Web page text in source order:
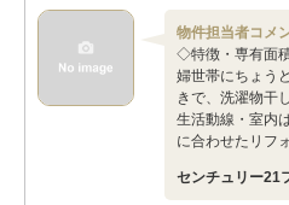
物件担当者コメ
◇特徴・専有面
婦世帯にちょう
きで、洗濯物干
生活動線・室内
に合わせたリフ
センチュリー21